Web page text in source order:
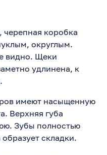
коробка
округлым.
видно. Щеки
удлинена, к
имеют насыщенную
Верхняя губа
Зубы полностью
складки.